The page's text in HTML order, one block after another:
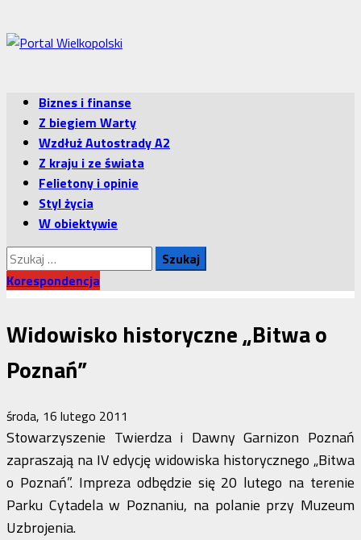
do
treści
Menu
główne
Biznes i finanse
Z biegiem Warty
Wzdłuż Autostrady A2
Z kraju i ze świata
Felietony i opinie
Styl życia
W obiektywie
Szukaj:
Korespondencja
Widowisko historyczne „Bitwa o
Poznań”
środa, 16 lutego 2011
Stowarzyszenie Twierdza i Dawny Garnizon Poznań
zapraszają na IV edycję widowiska historycznego „Bitwa
o Poznań”. Impreza odbędzie się 20 lutego na terenie
Parku Cytadela w Poznaniu, na polanie przy Muzeum
Uzbrojenia.